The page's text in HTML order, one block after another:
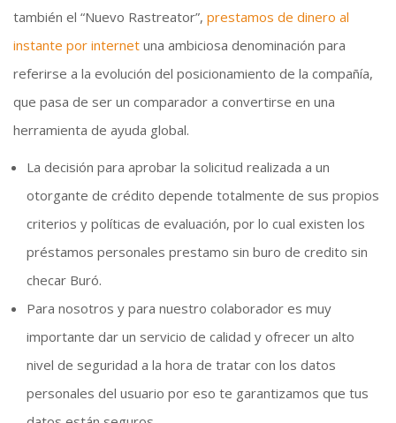
también el “Nuevo Rastreator”, prestamos de dinero al
instante por internet una ambiciosa denominación para
referirse a la evolución del posicionamiento de la compañía,
que pasa de ser un comparador a convertirse en una
herramienta de ayuda global.
La decisión para aprobar la solicitud realizada a un
otorgante de crédito depende totalmente de sus propios
criterios y políticas de evaluación, por lo cual existen los
préstamos personales prestamo sin buro de credito sin
checar Buró.
Para nosotros y para nuestro colaborador es muy
importante dar un servicio de calidad y ofrecer un alto
nivel de seguridad a la hora de tratar con los datos
personales del usuario por eso te garantizamos que tus